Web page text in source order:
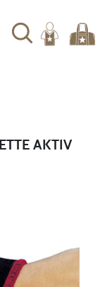
AKTIV